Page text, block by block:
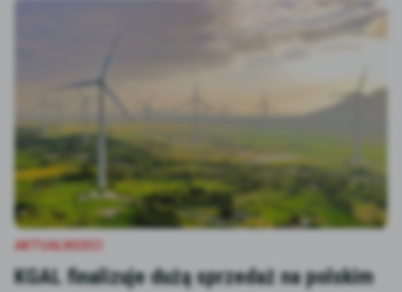
AKTUALNOŚCI
KGAL finalizuje dużą sprzedaż na polskim